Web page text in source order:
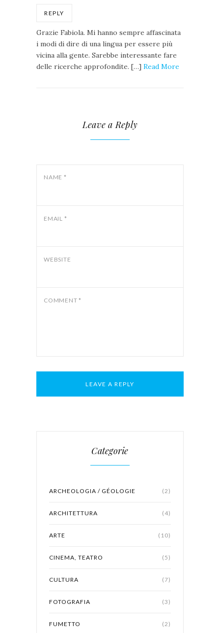
REPLY
Grazie Fabiola. Mi hanno sempre affascinata
i modi di dire di una lingua per essere più
vicina alla gente. Sarebbe interessante fare
delle ricerche approfondite. […] Read More
Leave a Reply
NAME *
EMAIL *
WEBSITE
COMMENT *
Categorie
ARCHEOLOGIA / GÉOLOGIE (2)
ARCHITETTURA (4)
ARTE (10)
CINEMA, TEATRO (5)
CULTURA (7)
FOTOGRAFIA (3)
FUMETTO (2)